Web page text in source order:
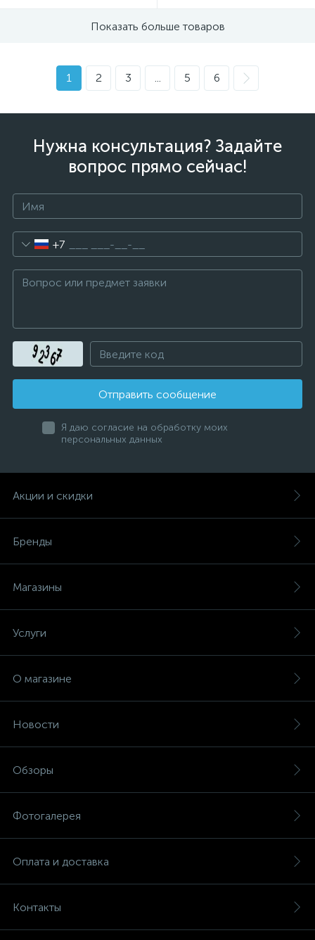
Показать больше товаров
1 2 3 ... 5 6
Нужна консультация? Задайте
вопрос прямо сейчас!
+7
Отправить сообщение
Я даю согласие на обработку моих
персональных данных
Акции и скидки
Бренды
Магазины
Услуги
О магазине
Новости
Обзоры
Фотогалерея
Оплата и доставка
Контакты